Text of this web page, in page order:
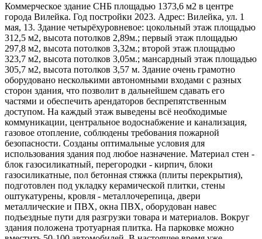
Коммерческое здание СНБ площадью 1373,6 м2 в центре
города Вилейка. Год постройки 2023. Адрес: Вилейка, ул. 1
мая, 13. Здание четырёхуровневое: цокольный этаж площадью
312,5 м2, высота потолков 2,89м.; первый этаж площадью
297,8 м2, высота потолков 3,32м.; второй этаж площадью
323,7 м2, высота потолков 3,05м.; мансардный этаж площадью
305,7 м2, высота потолков 3,57 м. Здание очень грамотно
оборудовано несколькими автономными входами с разных
сторон здания, что позволит в дальнейшем сдавать его
частями и обеспечить арендаторов беспрепятственным
доступом. На каждый этаж выведены всё необходимые
коммуникации, центральное водоснабжение и канализация,
газовое отопление, соблюдены требования пожарной
безопасности. Созданы оптимальные условия для
использования здания под любое назначение. Материал стен -
блок газосиликатный, перегородки - кирпич, блоки
газосиликатные, пол бетонная стяжка (плиты перекрытия),
подготовлен под укладку керамической плитки, стены
оштукатурены, кровля - металлочерепица, двери
металлические и ПВХ, окна ПВХ, оборудован навес
подъездные пути для разгрузки товара и материалов. Вокруг
здания положена тротуарная плитка. На парковке можно